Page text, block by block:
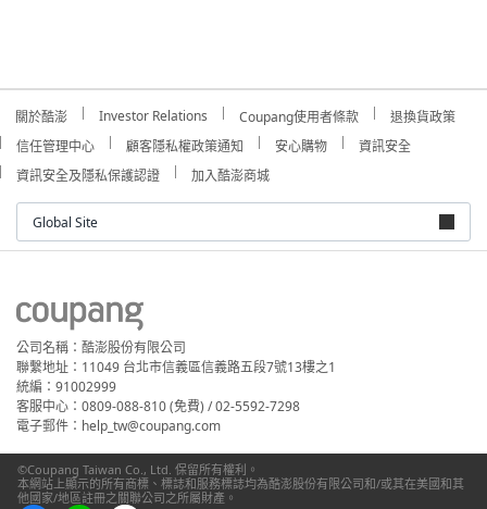
關於酷澎 Investor Relations Coupang使用者條款
退換貨政策
信任管理中心
顧客隱私權政策通知 安心購物
資訊安全
資訊安全及隱私保護認證
加入酷澎商城
Global Site
公司名稱：酷澎股份有限公司
聯繫地址：11049 台北市信義區信義路五段7號13樓之1
統編：91002999
客服中心：0809-088-810 (免費) / 02-5592-7298
電子郵件：help_tw@coupang.com
©Coupang Taiwan Co., Ltd. 保留所有權利。
本網站上顯示的所有商標、標誌和服務標誌均為酷澎股份有限公司和/或其在美國和其
他國家/地區註冊之關聯公司之所屬財產。